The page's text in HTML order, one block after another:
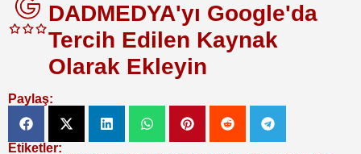
DADMEDYA'yı Google'da
Tercih Edilen Kaynak
Olarak Ekleyin
Paylaş:
Etiketler: